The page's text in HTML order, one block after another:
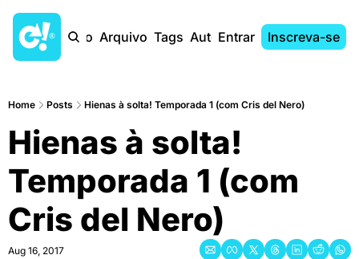
Início Arquivo Tags AutoresEntrar Inscreva-se
Home Posts Hienas à solta! Temporada 1 (com Cris del Nero)
Hienas à solta!
Temporada 1 (com
Cris del Nero)
Aug 16, 2017